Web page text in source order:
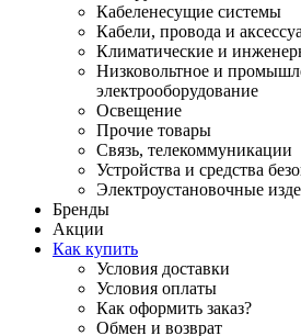
Кабеленесущие системы
Кабели, провода и
Климатические и
Низковольтное и
электрооборудование
Освещение
Прочие товары
Связь, телекоммуникации
Устройства и средства
Электроустановочные
Бренды
Акции
Как купить
Условия доставки
Условия оплаты
Как оформить заказ?
Обмен и возврат